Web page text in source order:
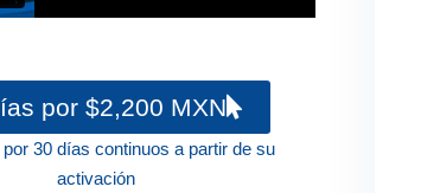
por $2,200 MXN
30 días continuos a partir de su
activación